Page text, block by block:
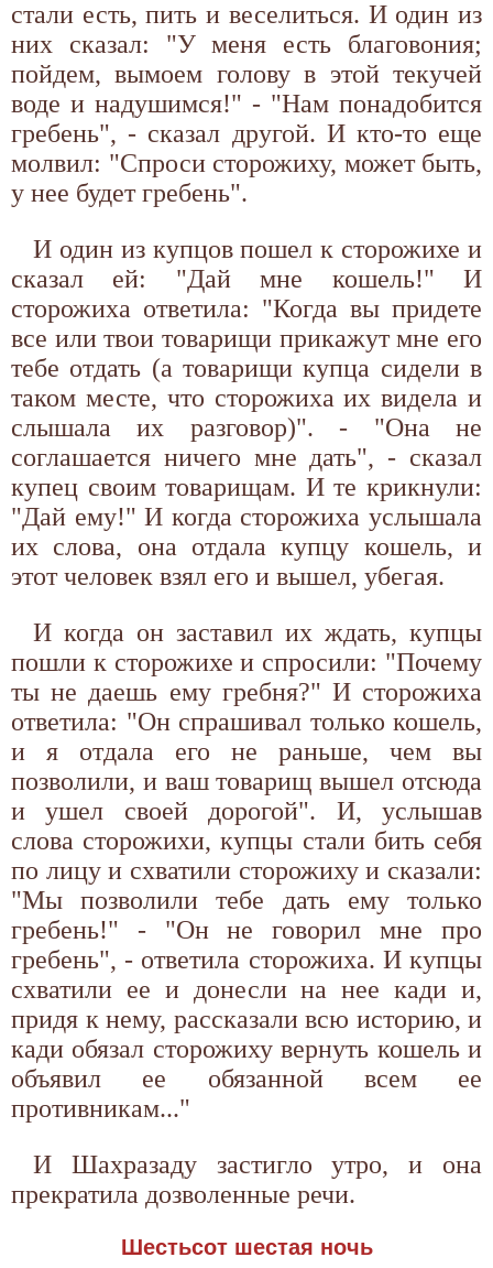
стали есть, пить и веселиться. И один из
них сказал: "У меня есть благовония;
пойдем, вымоем голову в этой текучей
воде и надушимся!" - "Нам понадобится
гребень", - сказал другой. И кто-то еще
молвил: "Спроси сторожиху, может быть,
у нее будет гребень".
И один из купцов пошел к сторожихе и
сказал ей: "Дай мне кошель!" И
сторожиха ответила: "Когда вы придете
все или твои товарищи прикажут мне его
тебе отдать (а товарищи купца сидели в
таком месте, что сторожиха их видела и
слышала их разговор)". - "Она не
соглашается ничего мне дать", - сказал
купец своим товарищам. И те крикнули:
"Дай ему!" И когда сторожиха услышала
их слова, она отдала купцу кошель, и
этот человек взял его и вышел, убегая.
И когда он заставил их ждать, купцы
пошли к сторожихе и спросили: "Почему
ты не даешь ему гребня?" И сторожиха
ответила: "Он спрашивал только кошель,
и я отдала его не раньше, чем вы
позволили, и ваш товарищ вышел отсюда
и ушел своей дорогой". И, услышав
слова сторожихи, купцы стали бить себя
по лицу и схватили сторожиху и сказали:
"Мы позволили тебе дать ему только
гребень!" - "Он не говорил мне про
гребень", - ответила сторожиха. И купцы
схватили ее и донесли на нее кади и,
придя к нему, рассказали всю историю, и
кади обязал сторожиху вернуть кошель и
объявил ее обязанной всем ее
противникам..."
И Шахразаду застигло утро, и она
прекратила дозволенные речи.
Шестьсот шестая ночь